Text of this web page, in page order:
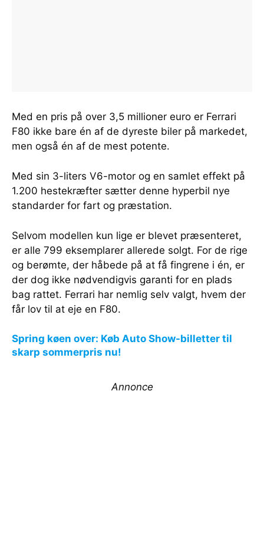
Med en pris på over 3,5 millioner euro er Ferrari
F80 ikke bare én af de dyreste biler på markedet,
men også én af de mest potente.
Med sin 3-liters V6-motor og en samlet effekt på
1.200 hestekræfter sætter denne hyperbil nye
standarder for fart og præstation.
Selvom modellen kun lige er blevet præsenteret,
er alle 799 eksemplarer allerede solgt. For de rige
og berømte, der håbede på at få fingrene i én, er
der dog ikke nødvendigvis garanti for en plads
bag rattet. Ferrari har nemlig selv valgt, hvem der
får lov til at eje en F80.
Spring køen over: Køb Auto Show-billetter til
skarp sommerpris nu!
Annonce